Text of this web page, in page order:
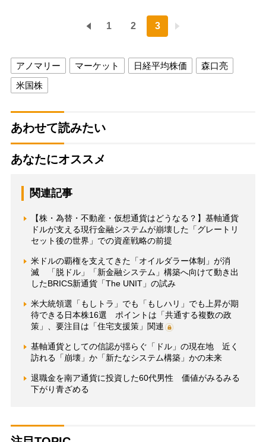
1 2 3
アノマリー マーケット 日経平均株価
森口亮
米国株
あわせて読みたい
あなたにオススメ
関連記事
【株・為替・不動産・仮想通貨はどうなる？】基軸通貨
ドルが支える現行金融システムが崩壊した「グレートリ
セット後の世界」での資産戦略の前提
米ドルの覇権を支えてきた「オイルダラー体制」が消
滅 「脱ドル」「新金融システム」構築へ向けて動き出
したBRICS新通貨「The UNIT」の試み
米大統領選「もしトラ」でも「もしハリ」でも上昇が期
待できる日本株16選 ポイントは「共通する複数の政
策」、要注目は「住宅支援策」関連
基軸通貨としての信認が揺らぐ「ドル」の現在地 近く
訪れる「崩壊」か「新たなシステム構築」かの未来
退職金を南ア通貨に投資した60代男性 価値がみるみる
下がり青ざめる